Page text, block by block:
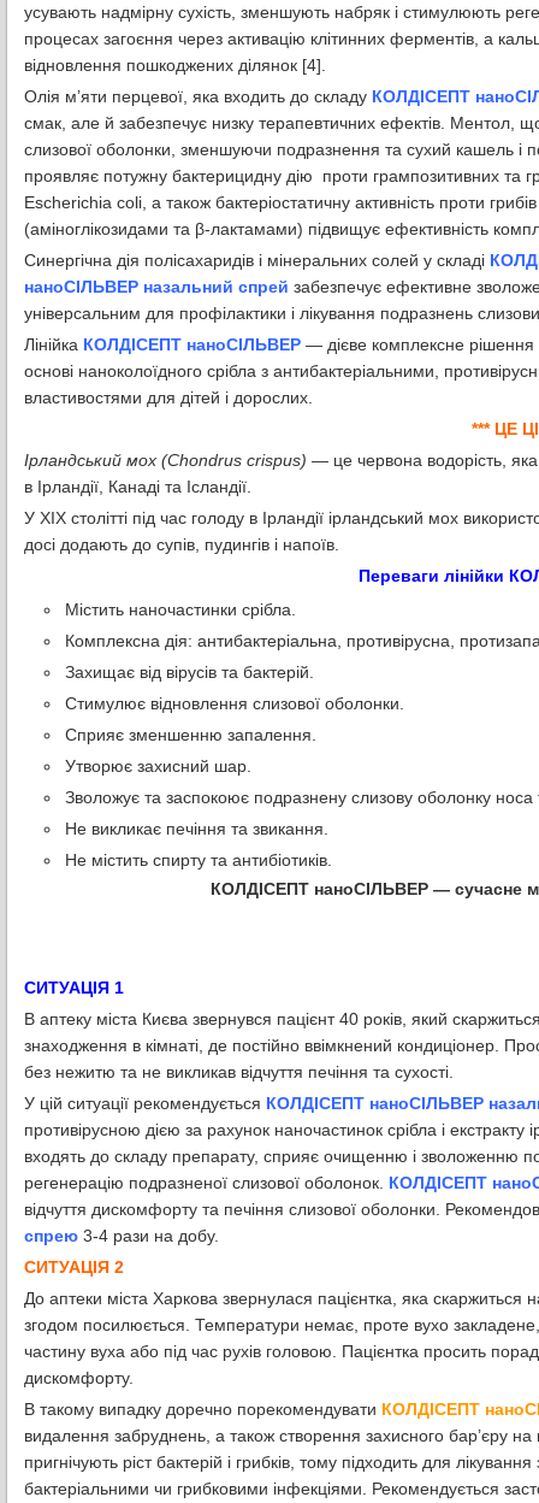
усувають надмірну сухість, зменшують набряк і стимулюють
процесах загоєння через активацію клітинних ферментів, а
відновлення пошкоджених ділянок [4].
Олія м’яти перцевої, яка входить до складу КОЛДІСЕПТ
смак, але й забезпечує низку терапевтичних ефектів. Ментол,
слизової оболонки, зменшуючи подразнення та сухий кашель і
проявляє потужну бактерицидну дію проти грампозитивних та
Escherichia coli, а також бактеріостатичну активність проти
(аміноглікозидами та β-лактамами) підвищує ефективність
Синергічна дія полісахаридів і мінеральних солей у складі
наноСІЛЬВЕР назальний спрей забезпечує ефективне
універсальним для профілактики і лікування подразнень
Лінійка КОЛДІСЕПТ наноСІЛЬВЕР — дієве комплексне
основі наноколоїдного срібла з антибактеріальними,
властивостями для дітей і дорослих.
*** ЦЕ
Ірландський мох (Chondrus crispus) — це червона водорість,
в Ірландії, Канаді та Ісландії.
У XIX столітті під час голоду в Ірландії ірландський мох
досі додають до супів, пудингів і напоїв.
Переваги лінійки
Містить наночастинки срібла.
Комплексна дія: антибактеріальна, противірусна,
Захищає від вірусів та бактерій.
Стимулює відновлення слизової оболонки.
Сприяє зменшенню запалення.
Утворює захисний шар.
Зволожує та заспокоює подразнену слизову оболонку носа
Не викликає печіння та звикання.
Не містить спирту та антибіотиків.
КОЛДІСЕПТ наноСІЛЬВЕР — сучасне
СИТУАЦIЯ 1
В аптеку міста Києва звернувся пацiєнт 40 рокiв, який
знаходження в кімнаті, де постійно ввімкнений кондиціонер.
без нежитю та не викликав відчуття печіння та сухості.
У цiй ситуацiї рекомендується КОЛДІСЕПТ наноСІЛЬВЕР
противірусною дією за рахунок наночастинок срібла і
входять до складу препарату, сприяє очищенню і зволоженню
регенерацію подразненої слизової оболонок. КОЛДІСЕПТ
відчуття дискомфорту та печіння слизової оболонки.
спрею 3-4 рази на добу.
СИТУАЦIЯ 2
До аптеки міста Харкова звернулася пацієнтка, яка
згодом посилюється. Температури немає, проте вухо
частину вуха або під час рухів головою. Пацієнтка просить
дискомфорту.
В такому випадку доречно порекомендувати КОЛДІСЕПТ
видалення забруднень, а також створення захисного бар’єру на
пригнічують ріст бактерій і грибків, тому підходить для
бактеріальними чи грибковими інфекціями. Рекомендується